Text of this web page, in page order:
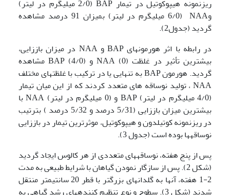
ریزنمونه هیپوکوتیل در تیمار BAP (2/0 میلی­گرم در لیتر)
وNAA (6/0 میلی­گرم در لیتر) بمیزان 91 درصد مشاهده
گردید (جدول2).
در رابطه با اثر هورمونهای BAP و NAA در میزان باززایی،
بیشترین تأثیر در غلظت (0) NAA و (4/0) BAP مشاهده
گردید. هورمون BAP به تنهایی یا در ترکیب با غلظتهای مختلف
NAA ، تولید نوساقه های متعدد کردند که از این میان تیمار
(4/0 میلی­گرم در لیتر) BAP و (0 میلی­گرم در لیتر) NAA با
بیشترین میزان باززایی (5/31 درصد و 5/32 درصد ) بترتیب
در ریزنمونه کوتیلدون و هیپوکوتیل، موثرترین تیمار در باززایی
نوساقه­ها بوده است (جدول 3).
پس از پنج هفته، نوساقه­های متعددی از هر کالوس ایجاد گردید
(شکل 2). پس از سازگار نمودن گیاهان با شرایط طبیعی به مدت
2-1 هفته، آن­ها به گلدانهای بزرگ­تر با قطر 20 سانتیمتر منتقل
شدند (شکل 3). سطوح و نوع تنظیم کننده­های رشد گیاهی به